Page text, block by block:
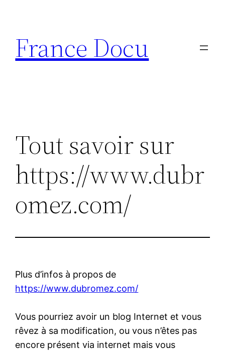
contenu
France Docu
Tout savoir sur
https://www.dubr
omez.com/
Plus d’infos à propos de
https://www.dubromez.com/
Vous pourriez avoir un blog Internet et vous
rêvez à sa modification, ou vous n’êtes pas
encore présent via internet mais vous